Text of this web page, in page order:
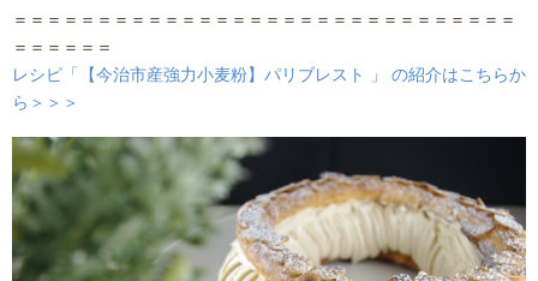
＝＝＝＝＝＝＝＝＝＝＝＝＝＝＝＝＝＝＝＝＝＝＝＝＝＝＝＝＝＝
＝＝＝＝＝＝
レシピ「【今治市産強力小麦粉】パリブレスト 」 の紹介はこちらか
ら＞＞＞